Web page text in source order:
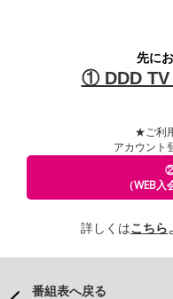
先に
① DDD TV
★ご利
アカウント
（WEB
詳しくはこちら
番組表へ戻る